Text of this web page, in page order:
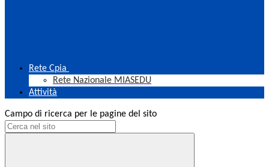
Rete Cpia
Rete Nazionale MIASEDU
Attività
Campo di ricerca per le pagine del sito